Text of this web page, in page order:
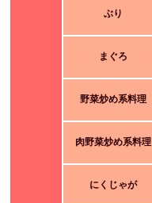
ぶり
まぐろ
野菜炒め系料理
肉野菜炒め系料理
にくじゃが